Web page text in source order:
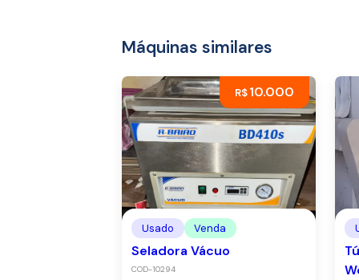
Máquinas similares
R$10.000
Usado Venda
Seladora Vácuo
COD-10294